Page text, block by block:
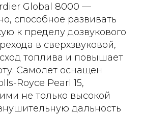
Global 8000 —
способное развивать
к пределу дозвукового
в сверхзвуковой,
топлива и повышает
Самолет оснащен
Royce Pearl 15,
не только высокой
дальность